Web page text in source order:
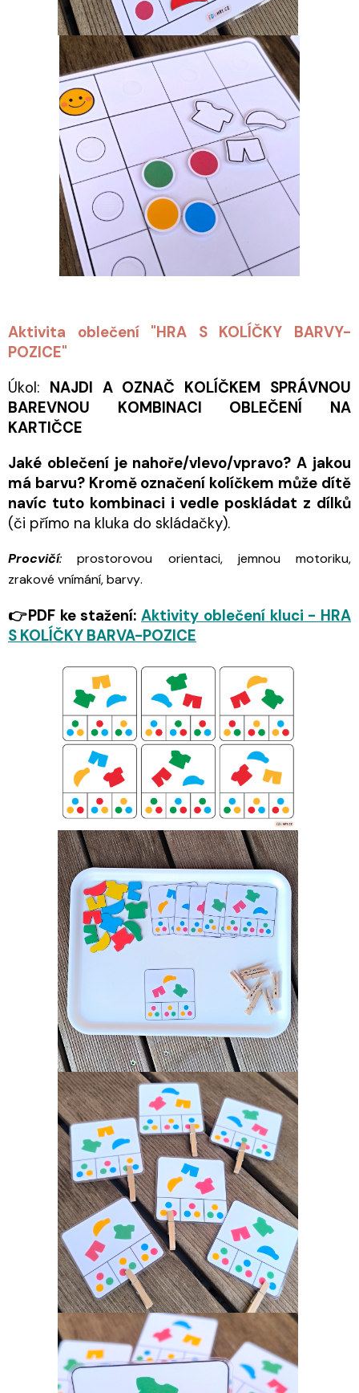
Aktivita oblečení "HRA S KOLÍČKY BARVY-
POZICE"
Úkol: NAJDI A OZNAČ KOLÍČKEM SPRÁVNOU
BAREVNOU KOMBINACI OBLEČENÍ NA
KARTIČCE
Jaké oblečení je nahoře/vlevo/vpravo? A jakou
má barvu? Kromě označení kolíčkem může dítě
navíc tuto kombinaci i vedle poskládat z dílků
(či přímo na kluka do skládačky).
Procvičí: prostorovou orientaci, jemnou motoriku,
zrakové vnímání, barvy.
👉PDF ke stažení: Aktivity oblečení kluci - HRA
S KOLÍČKY BARVA-POZICE